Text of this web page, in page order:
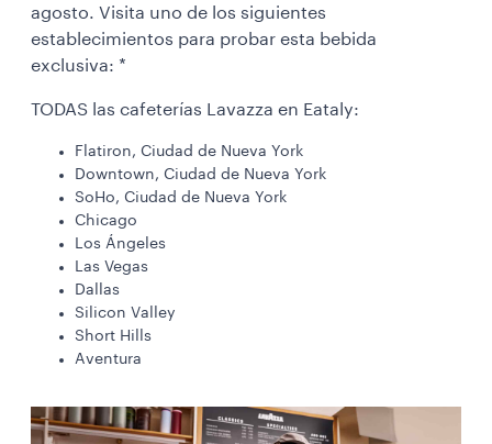
agosto. Visita uno de los siguientes
establecimientos para probar esta bebida
exclusiva: *
TODAS las cafeterías Lavazza en Eataly:
Flatiron, Ciudad de Nueva York
Downtown, Ciudad de Nueva York
SoHo, Ciudad de Nueva York
Chicago
Los Ángeles
Las Vegas
Dallas
Silicon Valley
Short Hills
Aventura